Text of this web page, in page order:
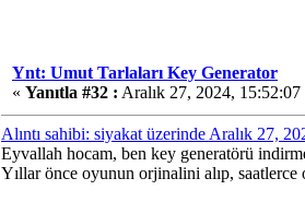
Ynt: Umut Tarlaları Key Generator
« Yanıtla #32 : Aralık 27, 2024, 15:52:07
Alıntı sahibi: siyakat üzerinde Aralık 27,
Eyvallah hocam, ben key generatörü
Yıllar önce oyunun orjinalini alıp, saatlerce